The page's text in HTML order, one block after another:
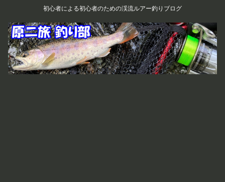
初心者による初心者のための渓流ルアー釣りブログ